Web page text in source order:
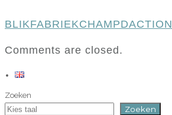
BLIKFABRIEKCHAMPDACTION
Comments are closed.
Zoeken
Zoeken